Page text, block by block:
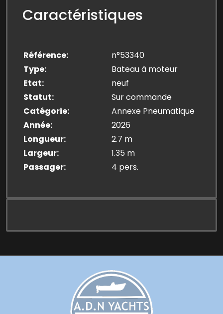
Caractéristiques
Référence
n°53340
Type
Bateau à moteur
Etat
neuf
Statut
Sur commande
Catégorie
Annexe Pneumatique
Année
2026
Longueur
2.7 m
Largeur
1.35 m
Passager
4 pers.